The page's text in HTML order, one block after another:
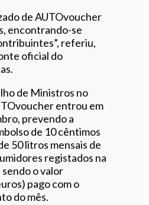
de AUTOvoucher
encontrando-se
referiu,
oficial do
de Ministros no
entrou em
prevendo a
de 10 cêntimos
50 litros mensais de
registados na
o valor
pago com o
do mês.